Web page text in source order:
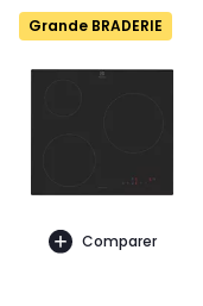
Grande BRADERIE
Comparer